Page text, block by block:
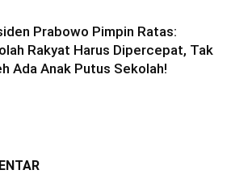
Prabowo Pimpin Ratas:
Rakyat Harus Dipercepat, Tak
Ada Anak Putus Sekolah!